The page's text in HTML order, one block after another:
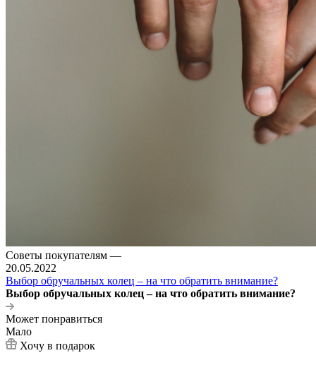
Советы покупателям —
20.05.2022
Выбор обручальных колец – на что обратить внимание?
Выбор обручальных колец – на что обратить внимание?
Может понравиться
Мало
Хочу в подарок